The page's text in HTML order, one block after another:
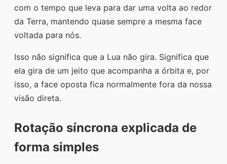
com o tempo que leva para dar uma volta ao redor
da Terra, mantendo quase sempre a mesma face
voltada para nós.
Isso não significa que a Lua não gira. Significa que
ela gira de um jeito que acompanha a órbita e, por
isso, a face oposta fica normalmente fora da nossa
visão direta.
Rotação síncrona explicada de
forma simples